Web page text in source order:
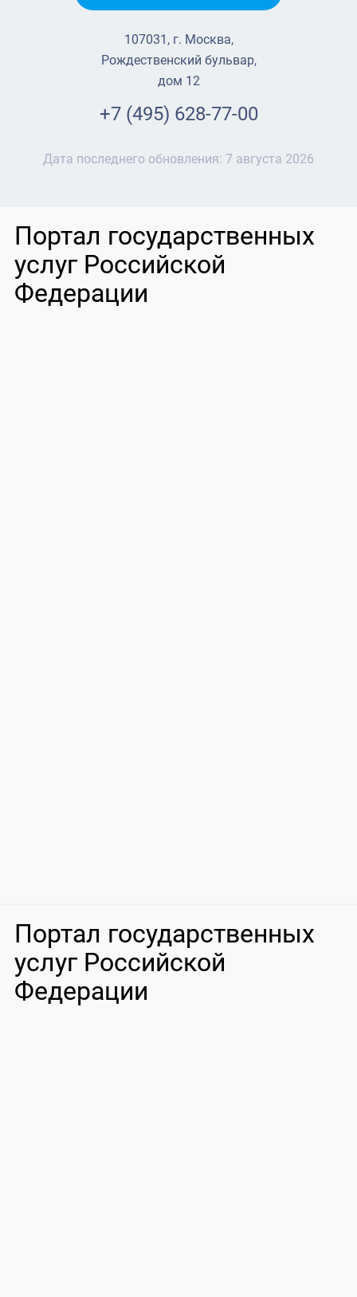
107031, г. Москва,
Рождественский бульвар,
дом 12
+7 (495) 628-77-00
Дата последнего обновления: 7 августа 2026
Портал государственных
услуг Российской
Федерации
Портал государственных
услуг Российской
Федерации